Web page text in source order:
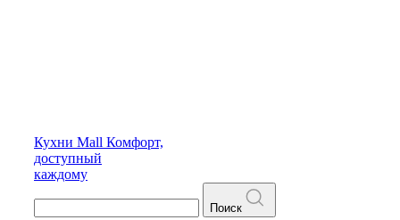
Кухни Mall Комфорт,
доступный
каждому
Поиск